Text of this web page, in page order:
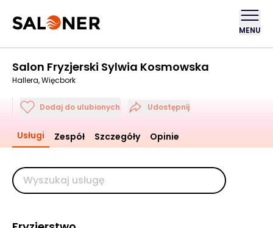
MENU
Salon Fryzjerski Sylwia Kosmowska
Hallera, Więcbork
Dodaj do ulubionych Udostępnij
Usługi Zespół Szczegóły Opinie